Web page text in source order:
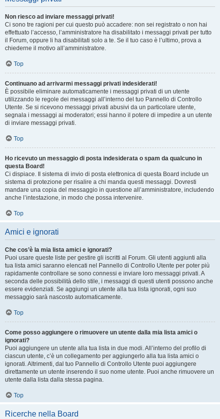
Non riesco ad inviare messaggi privati!
Ci sono tre ragioni per cui questo può accadere: non sei registrato o non hai
effettuato l’accesso, l’amministratore ha disabilitato i messaggi privati per tutto
il Forum, oppure li ha disabilitati solo a te. Se il tuo caso è l’ultimo, prova a
chiederne il motivo all’amministratore.
Top
Continuano ad arrivarmi messaggi privati indesiderati!
È possibile eliminare automaticamente i messaggi privati ​​di un utente
utilizzando le regole dei messaggi all’interno del tuo Pannello di Controllo
Utente. Se si ricevono messaggi privati ​​abusivi da un particolare utente,
segnala i messaggi ai moderatori; essi hanno il potere di impedire a un utente
di inviare messaggi privati​​.
Top
Ho ricevuto un messaggio di posta indesiderata o spam da qualcuno in
questa Board!
Ci dispiace. Il sistema di invio di posta elettronica di questa Board include un
sistema di protezione per risalire a chi manda questi messaggi. Dovresti
mandare una copia del messaggio in questione all’amministratore, includendo
anche l’intestazione, in modo che possa intervenire.
Top
Amici e ignorati
Che cos’è la mia lista amici e ignorati?
Puoi usare queste liste per gestire gli iscritti al Forum. Gli utenti aggiunti alla
tua lista amici saranno elencati nel Pannello di Controllo Utente per poter più
rapidamente controllare se sono connessi e inviare loro messaggi privati. A
seconda delle possibilità dello stile, i messaggi di questi utenti possono anche
essere evidenziati. Se aggiungi un utente alla tua lista ignorati, ogni suo
messaggio sarà nascosto automaticamente.
Top
Come posso aggiungere o rimuovere un utente dalla mia lista amici o
ignorati?
Puoi aggiungere un utente alla tua lista in due modi. All’interno del profilo di
ciascun utente, c’è un collegamento per aggiungerlo alla tua lista amici o
ignorati. Altrimenti, dal tuo Pannello di Controllo Utente puoi aggiungere
direttamente un utente inserendo il suo nome utente. Puoi anche rimuovere un
utente dalla lista dalla stessa pagina.
Top
Ricerche nella Board